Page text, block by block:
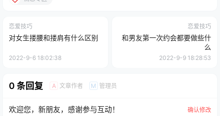
恋爱技巧
对女生搂腰和搂肩有什么区别
2022-9-6 18:02:38
恋爱技巧
和男友第一次约会都要做些什
么
2022-9-9 18:28:53
0 条回复 A 文章作者 M 管理员
欢迎您，新朋友，感谢参与互动！ 确认修改